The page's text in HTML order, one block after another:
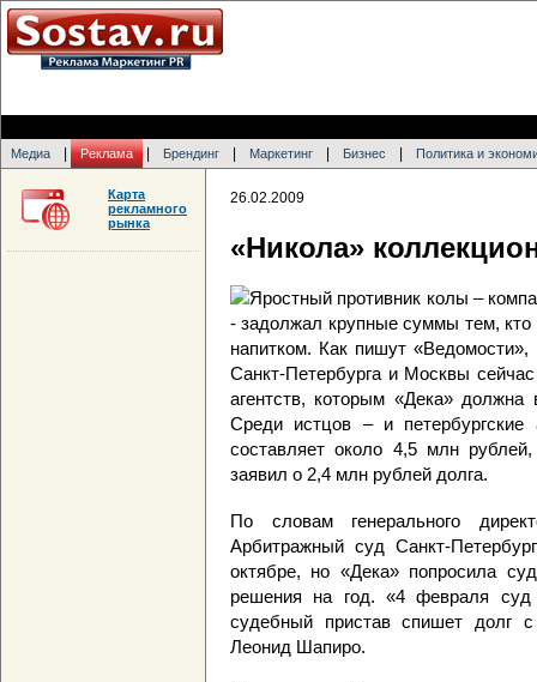
Медиа Реклама Брендинг Маркетинг Бизнес Политика и
26.02.2009
«Никола»
Яростный противник колы –
- задолжал крупные суммы тем, кто
напитком. Как пишут
Санкт-Петербурга и Москвы
агентств, которым «Дека»
Среди истцов – и петербургские
составляет около 4,5 млн
заявил о 2,4 млн рублей долга.
По словам генерального
Арбитражный суд Санкт-
октябре, но «Дека» попросила
решения на год. «4 февраля
судебный пристав спишет долг
Леонид Шапиро.
Карта
рекламного
рынка